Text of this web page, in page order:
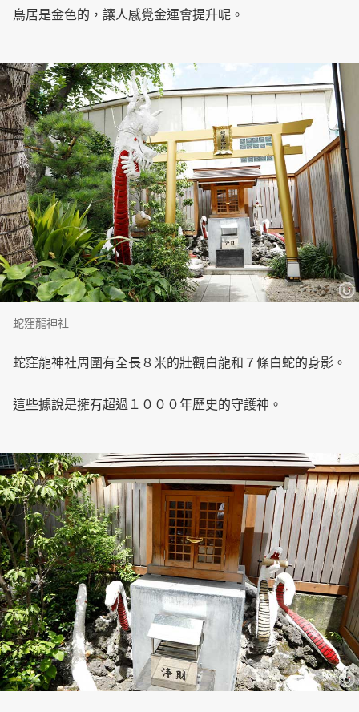
鳥居是金色的，讓人感覺金運會提升呢。
蛇窪龍神社
蛇窪龍神社周圍有全長８米的壯觀白龍和７條白蛇的身影。
這些據說是擁有超過１０００年歷史的守護神。